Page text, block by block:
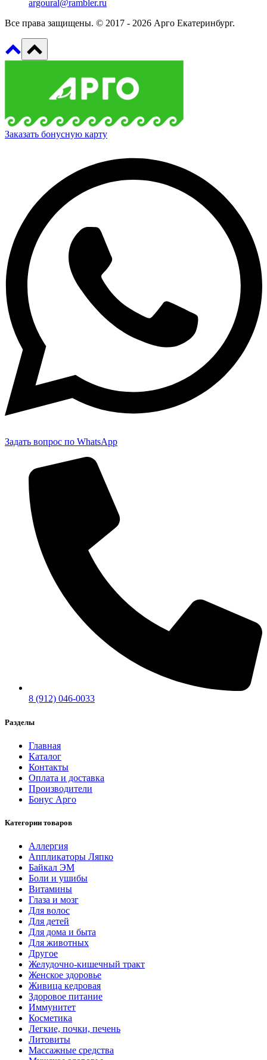
argoural@rambler.ru
Все права защищены. © 2017 - 2026 Арго Екатеринбург.
Заказать бонусную карту
Задать вопрос по WhatsApp
8 (912) 046-0033
Разделы
Главная
Каталог
Контакты
Оплата и доставка
Производители
Бонус Арго
Категории товаров
Аллергия
Аппликаторы Ляпко
Байкал ЭМ
Боли и ушибы
Витамины
Глаза и мозг
Для волос
Для детей
Для дома и быта
Для животных
Другое
Желудочно-кишечный тракт
Женское здоровье
Живица кедровая
Здоровое питание
Иммунитет
Косметика
Легкие, почки, печень
Литовиты
Массажные средства